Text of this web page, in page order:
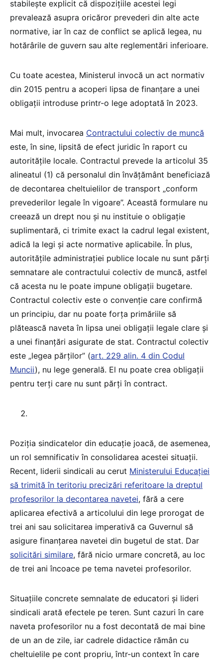
stabilește explicit că dispozițiile acestei legi
prevalează asupra oricăror prevederi din alte acte
normative, iar în caz de conflict se aplică legea, nu
hotărârile de guvern sau alte reglementări inferioare.
Cu toate acestea, Ministerul invocă un act normativ
din 2015 pentru a acoperi lipsa de finanțare a unei
obligații introduse printr-o lege adoptată în 2023.
Mai mult, invocarea Contractului colectiv de muncă
este, în sine, lipsită de efect juridic în raport cu
autoritățile locale. Contractul prevede la articolul 35
alineatul (1) că personalul din învățământ beneficiază
de decontarea cheltuielilor de transport „conform
prevederilor legale în vigoare”. Această formulare nu
creează un drept nou și nu instituie o obligație
suplimentară, ci trimite exact la cadrul legal existent,
adică la legi și acte normative aplicabile. În plus,
autoritățile administrației publice locale nu sunt părți
semnatare ale contractului colectiv de muncă, astfel
că acesta nu le poate impune obligații bugetare.
Contractul colectiv este o convenție care confirmă
un principiu, dar nu poate forța primăriile să
plătească naveta în lipsa unei obligații legale clare și
a unei finanțări asigurate de stat. Contractul colectiv
este „legea părților” (art. 229 alin. 4 din Codul
Muncii), nu lege generală. El nu poate crea obligații
pentru terți care nu sunt părți în contract.
Poziția sindicatelor din educație joacă, de asemenea,
un rol semnificativ în consolidarea acestei situații.
Recent, liderii sindicali au cerut Ministerului Educației
să trimită în teritoriu precizări referitoare la dreptul
profesorilor la decontarea navetei, fără a cere
aplicarea efectivă a articolului din lege prorogat de
trei ani sau solicitarea imperativă ca Guvernul să
asigure finanțarea navetei din bugetul de stat. Dar
solicitări similare, fără nicio urmare concretă, au loc
de trei ani încoace pe tema navetei profesorilor.
Situațiile concrete semnalate de educatori și lideri
sindicali arată efectele pe teren. Sunt cazuri în care
naveta profesorilor nu a fost decontată de mai bine
de un an de zile, iar cadrele didactice rămân cu
cheltuielile pe cont propriu, într-un context în care